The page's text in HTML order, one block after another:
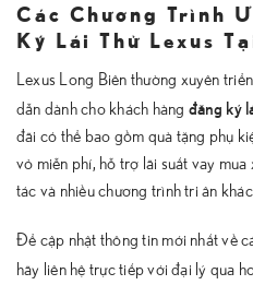
Các Chương Trình
Ký Lái Thử Lexus
Lexus Long Biên thường xuyên
dẫn dành cho khách hàng đăng ký
đãi có thể bao gồm quà tặng phụ
vỏ miễn phí, hỗ trợ lãi suất vay
tác và nhiều chương trình tri ân
Để cập nhật thông tin mới nhất về
hãy liên hệ trực tiếp với đại lý qua